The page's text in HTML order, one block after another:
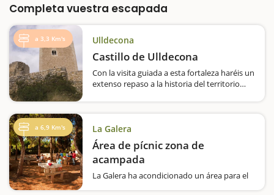
Completa vuestra escapada
a 3,3 Km's Ulldecona
Castillo de Ulldecona
Con la visita guiada a esta fortaleza haréis un
extenso repaso a la historia del territorio
por el pueblo, seguro que veréis, sobre una
colina,…
a 6,9 Km's La Galera
Área de pícnic zona de
acampada
La Galera ha acondicionado un área para el